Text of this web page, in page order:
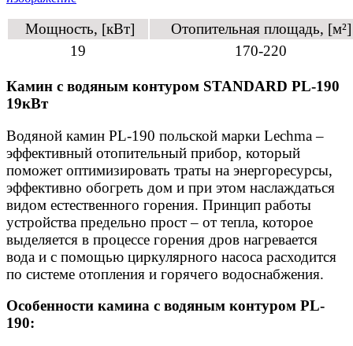
Мощность, [кВт]
Отопительная площадь, [м²]
19
170-220
Камин с водяным контуром STANDARD PL-190
19кВт
Водяной камин PL-190 польской марки Lechma –
эффективный отопительный прибор, который
поможет оптимизировать траты на энергоресурсы,
эффективно обогреть дом и при этом наслаждаться
видом естественного горения. Принцип работы
устройства предельно прост – от тепла, которое
выделяется в процессе горения дров нагревается
вода и с помощью циркулярного насоса расходится
по системе отопления и горячего водоснабжения.
Особенности камина с водяным контуром PL-
190: